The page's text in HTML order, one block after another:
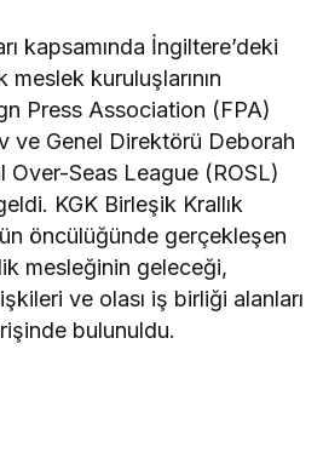
kapsamında İngiltere’deki
kuruluşlarının
Press Association (FPA)
ve Genel Direktörü Deborah
Over-Seas League (ROSL)
KGK Birleşik Krallık
öncülüğünde gerçekleşen
mesleğinin geleceği,
ve olası iş birliği alanları
bulunuldu.